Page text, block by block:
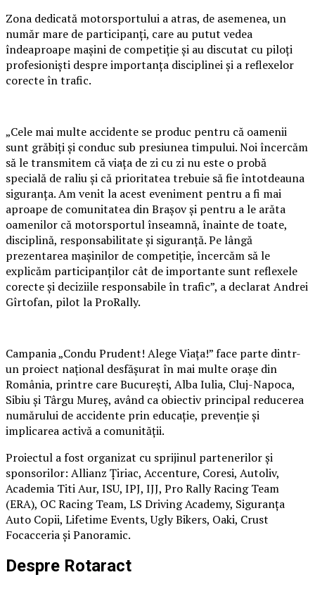
Zona dedicată motorsportului a atras, de asemenea, un
număr mare de participanți, care au putut vedea
îndeaproape mașini de competiție și au discutat cu piloți
profesioniști despre importanța disciplinei și a reflexelor
corecte în trafic.
„Cele mai multe accidente se produc pentru că oamenii
sunt grăbiți și conduc sub presiunea timpului. Noi încercăm
să le transmitem că viața de zi cu zi nu este o probă
specială de raliu și că prioritatea trebuie să fie întotdeauna
siguranța. Am venit la acest eveniment pentru a fi mai
aproape de comunitatea din Brașov și pentru a le arăta
oamenilor că motorsportul înseamnă, înainte de toate,
disciplină, responsabilitate și siguranță. Pe lângă
prezentarea mașinilor de competiție, încercăm să le
explicăm participanților cât de importante sunt reflexele
corecte și deciziile responsabile în trafic”, a declarat Andrei
Gîrtofan, pilot la ProRally.
Campania „Condu Prudent! Alege Viața!” face parte dintr-
un proiect național desfășurat în mai multe orașe din
România, printre care București, Alba Iulia, Cluj-Napoca,
Sibiu și Târgu Mureș, având ca obiectiv principal reducerea
numărului de accidente prin educație, prevenție și
implicarea activă a comunității.
Proiectul a fost organizat cu sprijinul partenerilor și
sponsorilor: Allianz Țiriac, Accenture, Coresi, Autoliv,
Academia Titi Aur, ISU, IPJ, IJJ, Pro Rally Racing Team
(ERA), OC Racing Team, LS Driving Academy, Siguranța
Auto Copii, Lifetime Events, Ugly Bikers, Oaki, Crust
Focacceria și Panoramic.
Despre Rotaract